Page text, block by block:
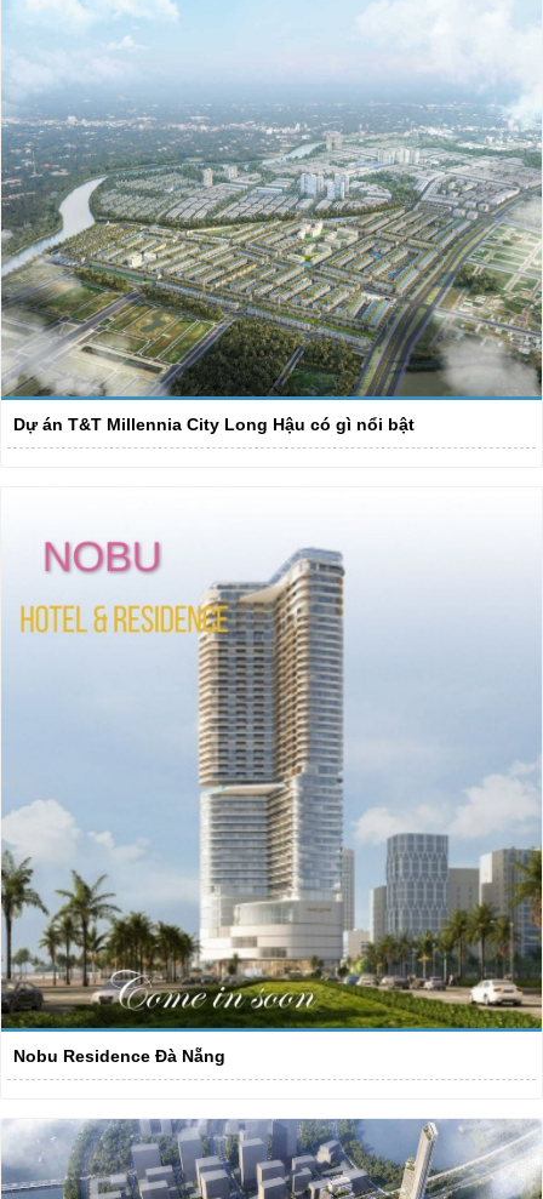
Dự án T&T Millennia City Long Hậu có gì nổi bật
Nobu Residence Đà Nẵng